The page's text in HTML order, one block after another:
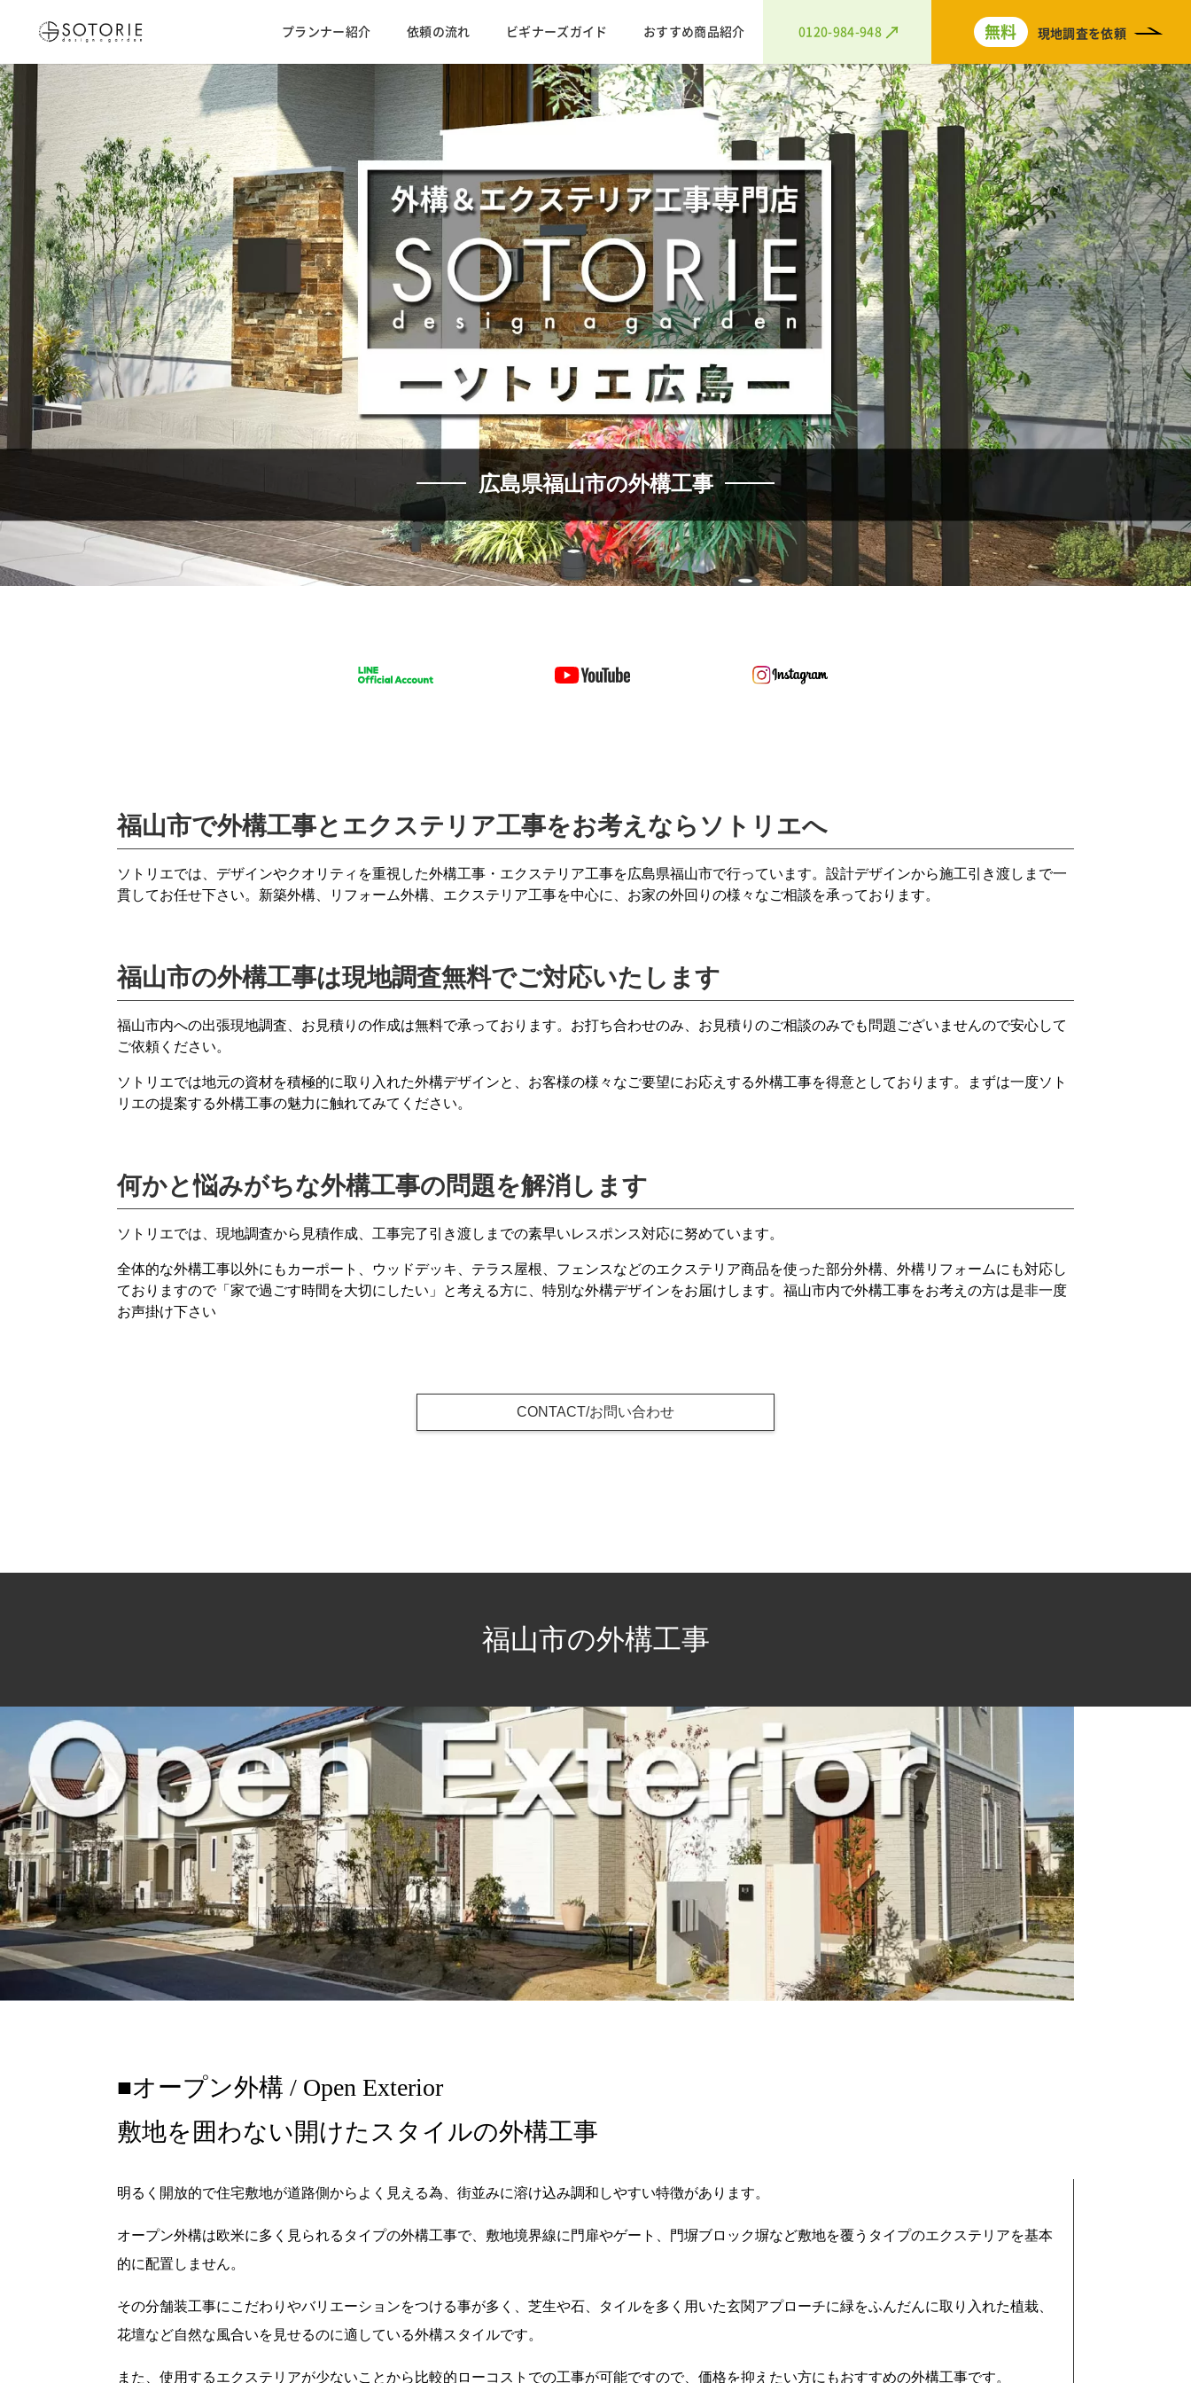
プランナー紹介 依頼の流れ ビギナーズガイド おすすめ商品紹介 0120-984-948 無料 現地調査を依頼
広島県福山市の外構工事
福山市で外構工事とエクステリア工事をお考えならソトリエへ
ソトリエでは、デザインやクオリティを重視した外構工事・エクステリア工事を広島県福山市で行っています。設計デザインから施工引き渡しまで一
貫してお任せ下さい。新築外構、リフォーム外構、エクステリア工事を中心に、お家の外回りの様々なご相談を承っております。
福山市の外構工事は現地調査無料でご対応いたします
福山市内への出張現地調査、お見積りの作成は無料で承っております。お打ち合わせのみ、お見積りのご相談のみでも問題ございませんので安心して
ご依頼ください。
ソトリエでは地元の資材を積極的に取り入れた外構デザインと、お客様の様々なご要望にお応えする外構工事を得意としております。まずは一度ソト
リエの提案する外構工事の魅力に触れてみてください。
何かと悩みがちな外構工事の問題を解消します
ソトリエでは、現地調査から見積作成、工事完了引き渡しまでの素早いレスポンス対応に努めています。
全体的な外構工事以外にもカーポート、ウッドデッキ、テラス屋根、フェンスなどのエクステリア商品を使った部分外構、外構リフォームにも対応し
ておりますので「家で過ごす時間を大切にしたい」と考える方に、特別な外構デザインをお届けします。福山市内で外構工事をお考えの方は是非一度
お声掛け下さい
CONTACT/お問い合わせ
福山市の外構工事
オープン外構 / Open Exterior
敷地を囲わない開けたスタイルの外構工事
明るく開放的で住宅敷地が道路側からよく見える為、街並みに溶け込み調和しやすい特徴があります。
オープン外構は欧米に多く見られるタイプの外構工事で、敷地境界線に門扉やゲート、門塀ブロック塀など敷地を覆うタイプのエクステリアを基本
的に配置しません。
その分舗装工事にこだわりやバリエーションをつける事が多く、芝生や石、タイルを多く用いた玄関アプローチに緑をふんだんに取り入れた植栽、
花壇など自然な風合いを見せるのに適している外構スタイルです。
また、使用するエクステリアが少ないことから比較的ローコストでの工事が可能ですので、価格を抑えたい方にもおすすめの外構工事です。